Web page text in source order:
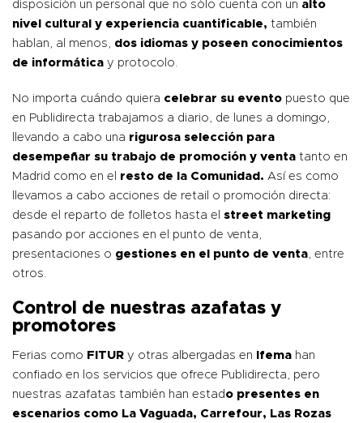
disposición un personal que no sólo cuenta con un alto
nivel cultural y experiencia cuantificable, también
hablan, al menos, dos idiomas y poseen conocimientos
de informática y protocolo.
No importa cuándo quiera celebrar su evento puesto que
en Publidirecta trabajamos a diario, de lunes a domingo,
llevando a cabo una rigurosa selección para
desempeñar su trabajo de promoción y venta tanto en
Madrid como en el resto de la Comunidad. Así es como
llevamos a cabo acciones de retail o promoción directa:
desde el reparto de folletos hasta el street marketing
pasando por acciones en el punto de venta,
presentaciones o gestiones en el punto de venta, entre
otros.
Control de nuestras azafatas y
promotores
Ferias como FITUR y otras albergadas en Ifema han
confiado en los servicios que ofrece Publidirecta, pero
nuestras azafatas también han estado presentes en
escenarios como La Vaguada, Carrefour, Las Rozas